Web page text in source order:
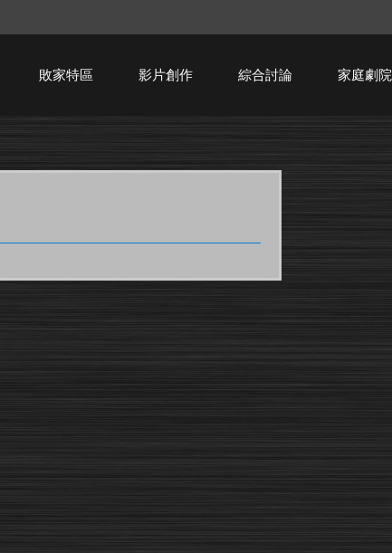
敗家特區 影片創作 綜合討論 家庭劇院